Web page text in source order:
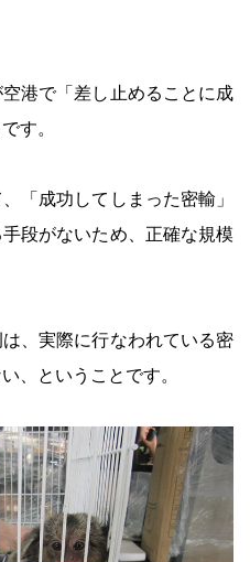
港で「差し止めることに成
す。
「成功してしまった密輸」
段がないため、正確な規模
、実際に行なわれている密
、ということです。